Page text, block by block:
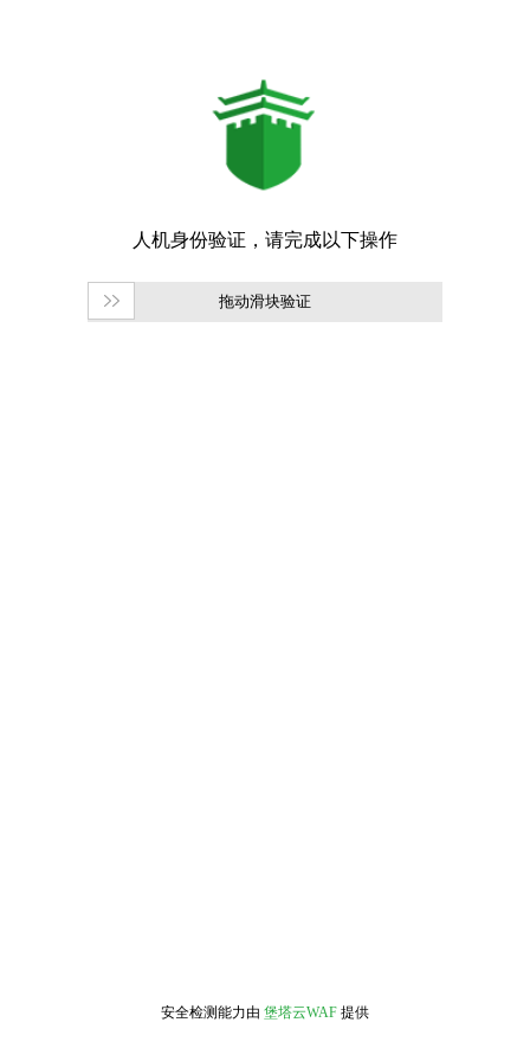
拖动滑块验证
安全检测能力由 堡塔云WAF 提供